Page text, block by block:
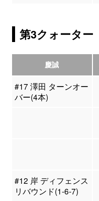
第3クォーター
慶誠
#17 澤田 ターンオー
バー(4本)
#12 岸 ディフェンス
リバウンド(1-6-7)